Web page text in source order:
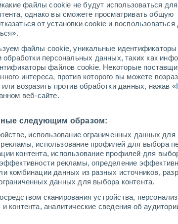
файлы cookie не будут использоваться
однако вы сможете просматривать общую
от установки cookie и
файлы cookie, уникальные идентификаторы
обработки персональных данных, таких как
файлов cookie. Некоторые
интереса, против которого вы можете
возразить против обработки данных, нажав «
веб-сайте.
следующим образом:
использование ограниченных данных
использование профилей для выбора
контента, использование профилей для
рекламы, определение
комбинации данных из разных источников,
данных для выбора контента.
сканирования устройства,
контента, аналитические сведения об
в
0 /
0 / 5
Глубина снега у подножья
Тип покрытия у подножья склона
Тип покрытия на вершине склона